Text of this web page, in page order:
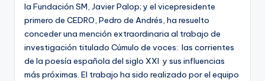
la Fundación SM, Javier Palop; y el vicepresidente
primero de CEDRO, Pedro de Andrés, ha resuelto
conceder una mención extraordinaria al trabajo de
investigación titulado Cúmulo de voces: las corrientes
de la poesía española del siglo XXI y sus influencias
más próximas. El trabajo ha sido realizado por el equipo